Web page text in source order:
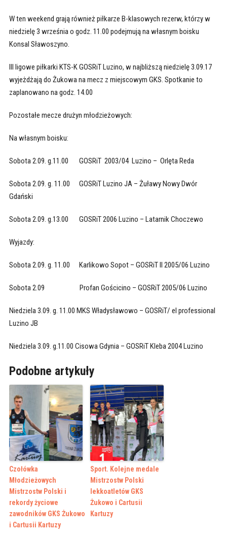
W ten weekend grają również piłkarze B-klasowych rezerw, którzy w
niedzielę 3 września o godz. 11.00 podejmują na własnym boisku
Konsal Sławoszyno.
III ligowe piłkarki KTS-K GOSRiT Luzino, w najbliższą niedzielę 3.09.17
wyjeżdżają do Żukowa na mecz z miejscowym GKS. Spotkanie to
zaplanowano na godz. 14.00
Pozostałe mecze drużyn młodzieżowych:
Na własnym boisku:
Sobota 2.09. g.11.00 GOSRiT 2003/04 Luzino – Orlęta Reda
Sobota 2.09. g. 11.00 GOSRiT Luzino JA – Żuławy Nowy Dwór
Gdański
Sobota 2.09. g.13.00 GOSRiT 2006 Luzino – Latarnik Choczewo
Wyjazdy:
Sobota 2.09. g. 11.00 Karlikowo Sopot – GOSRiT II 2005/06 Luzino
Sobota 2.09 Profan Gościcino – GOSRiT 2005/06 Luzino
Niedziela 3.09. g. 11.00 MKS Władysławowo – GOSRiT/ el professional
Luzino JB
Niedziela 3.09. g.11.00 Cisowa Gdynia – GOSRiT Kleba 2004 Luzino
Podobne artykuły
Czołówka
Młodzieżowych
Mistrzostw Polski i
rekordy życiowe
zawodników GKS Żukowo
i Cartusii Kartuzy
Sport. Kolejne medale
Mistrzostw Polski
lekkoatletów GKS
Żukowo i Cartusii
Kartuzy